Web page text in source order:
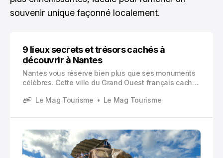
souvenir unique façonné localement.
9 lieux secrets et trésors cachés à
découvrir à Nantes
Nantes vous réserve bien plus que ses monuments
célèbres. Cette ville du Grand Ouest français cache
insoupçonnés qui méritent votre attention. Vous
prochaine visite ? Vous êtes au bon endroit.
Le Mag Tourisme Le Mag Tourisme